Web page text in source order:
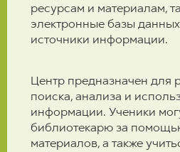
ресурсам и материалам,
электронные базы
источники информации.
Центр предназначен для
поиска, анализа и
информации. Ученики
библиотекарю за
материалов, а также